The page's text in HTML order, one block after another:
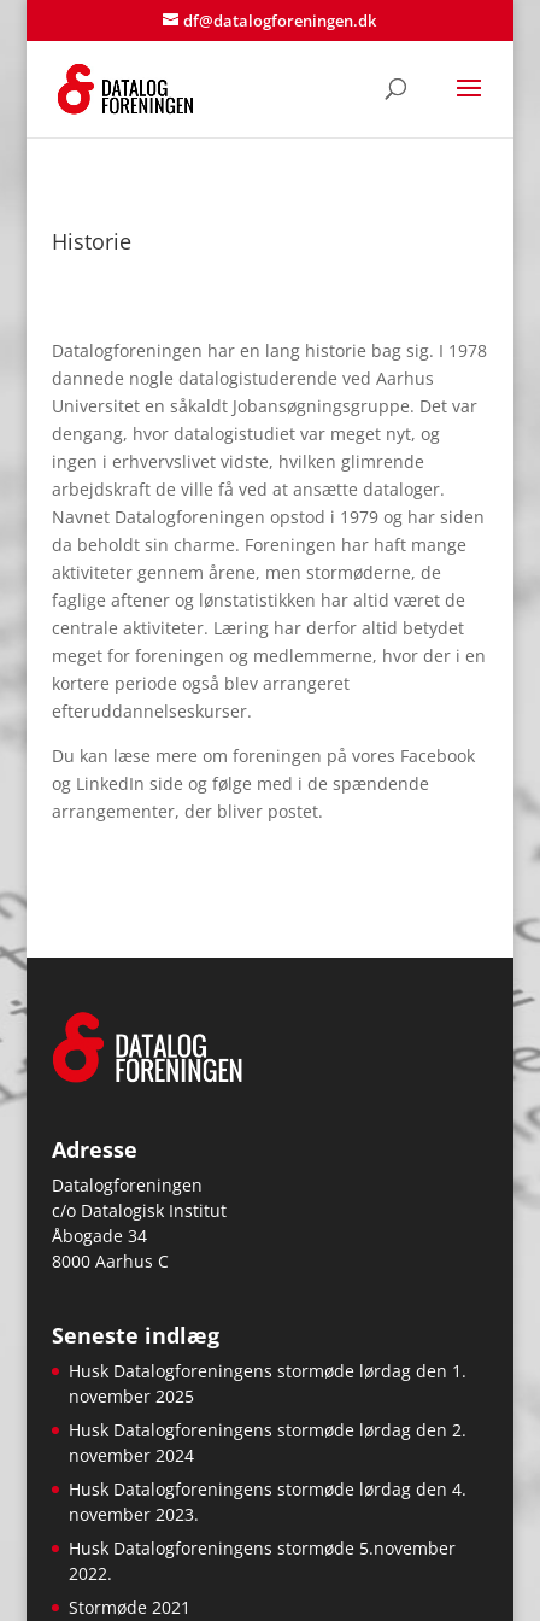
df@datalogforeningen.dk
Historie
Datalogforeningen har en lang historie bag sig. I 1978
dannede nogle datalogistuderende ved Aarhus
Universitet en såkaldt Jobansøgningsgruppe. Det var
dengang, hvor datalogistudiet var meget nyt, og
ingen i erhvervslivet vidste, hvilken glimrende
arbejdskraft de ville få ved at ansætte dataloger.
Navnet Datalogforeningen opstod i 1979 og har siden
da beholdt sin charme. Foreningen har haft mange
aktiviteter gennem årene, men stormøderne, de
faglige aftener og lønstatistikken har altid været de
centrale aktiviteter. Læring har derfor altid betydet
meget for foreningen og medlemmerne, hvor der i en
kortere periode også blev arrangeret
efteruddannelseskurser.
Du kan læse mere om foreningen på vores Facebook
og LinkedIn side og følge med i de spændende
arrangementer, der bliver postet.
Adresse
Datalogforeningen
c/o Datalogisk Institut
Åbogade 34
8000 Aarhus C
Seneste indlæg
Husk Datalogforeningens stormøde lørdag den 1.
november 2025
Husk Datalogforeningens stormøde lørdag den 2.
november 2024
Husk Datalogforeningens stormøde lørdag den 4.
november 2023.
Husk Datalogforeningens stormøde 5.november
2022.
Stormøde 2021